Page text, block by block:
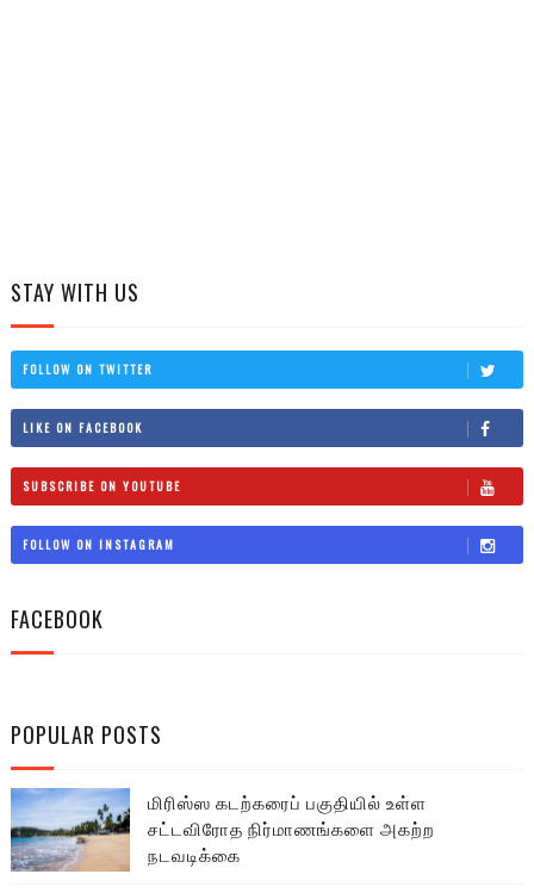
STAY WITH US
FOLLOW ON TWITTER
LIKE ON FACEBOOK
SUBSCRIBE ON YOUTUBE
FOLLOW ON INSTAGRAM
FACEBOOK
POPULAR POSTS
மிரிஸ்ஸ கடற்கரைப் பகுதியில் உள்ள
சட்டவிரோத நிர்மாணங்களை அகற்ற
நடவடிக்கை